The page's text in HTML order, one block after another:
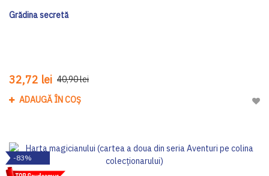
Grădina secretă
32,72 lei 40,90 lei
ADAUGĂ ÎN COȘ
-83%